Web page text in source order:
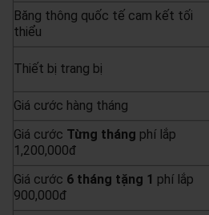
Băng thông quốc tế cam kết tối
thiểu
Thiết bị trang bị
Giá cước hàng tháng
Giá cước Từng tháng phí lắp
1,200,000đ
Giá cước 6 tháng tặng 1 phí lắp
900,000đ